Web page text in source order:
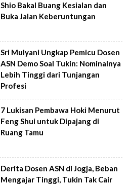
Shio Bakal Buang Kesialan dan
Buka Jalan Keberuntungan
Sri Mulyani Ungkap Pemicu Dosen
ASN Demo Soal Tukin: Nominalnya
Lebih Tinggi dari Tunjangan
Profesi
7 Lukisan Pembawa Hoki Menurut
Feng Shui untuk Dipajang di
Ruang Tamu
Derita Dosen ASN di Jogja, Beban
Mengajar Tinggi, Tukin Tak Cair